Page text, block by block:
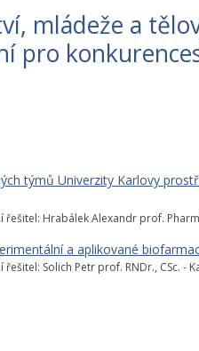
mládeže a
pro
týmů Univerzity Karlovy
Hrabálek Alexandr prof.
a aplikované
Solich Petr prof. RNDr., CSc. -